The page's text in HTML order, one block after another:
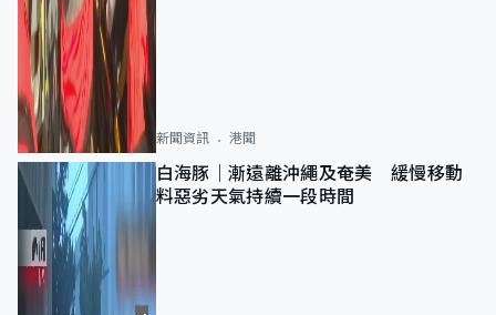
新聞資訊 港聞
白海豚｜漸遠離沖繩及奄美 緩慢移動
料惡劣天氣持續一段時間